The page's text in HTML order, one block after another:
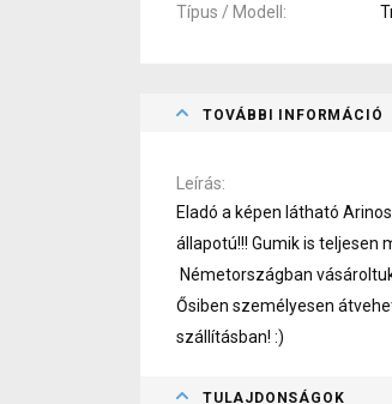
Típus / Modell
TOVÁBBI INFORMÁCIÓ
Leírás
Eladó a képen látható
állapotú!!! Gumik is teljesen
Németországban
Ősiben személyesen
szállításban! :)
TULAJDONSÁGOK